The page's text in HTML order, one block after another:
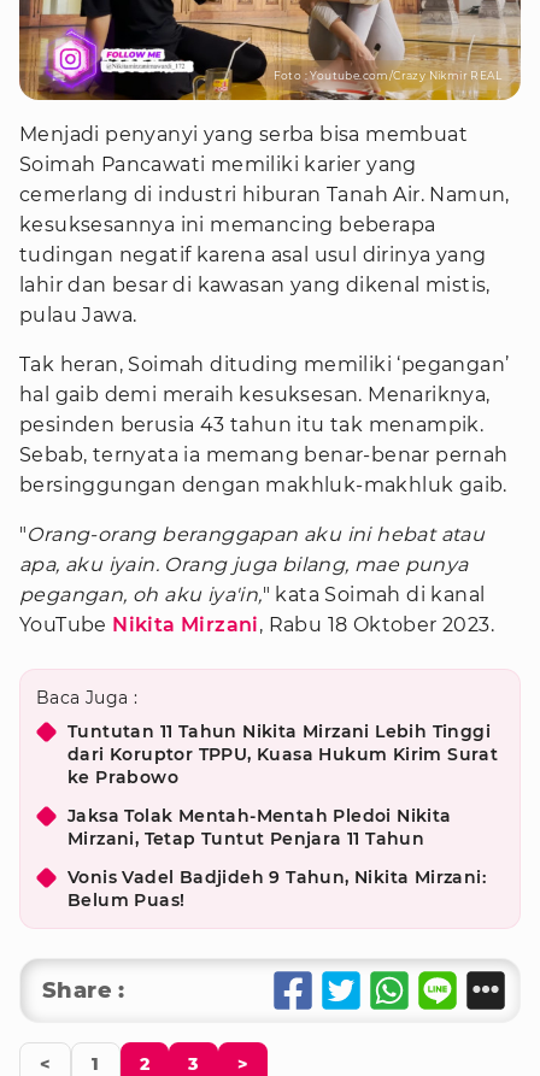
Foto : Youtube.com/Crazy Nikmir REAL
Menjadi penyanyi yang serba bisa membuat
Soimah Pancawati memiliki karier yang
cemerlang di industri hiburan Tanah Air. Namun,
kesuksesannya ini memancing beberapa
tudingan negatif karena asal usul dirinya yang
lahir dan besar di kawasan yang dikenal mistis,
pulau Jawa.
Tak heran, Soimah dituding memiliki ‘pegangan’
hal gaib demi meraih kesuksesan. Menariknya,
pesinden berusia 43 tahun itu tak menampik.
Sebab, ternyata ia memang benar-benar pernah
bersinggungan dengan makhluk-makhluk gaib.
"Orang-orang beranggapan aku ini hebat atau
apa, aku iyain. Orang juga bilang, mae punya
pegangan, oh aku iya'in," kata Soimah di kanal
YouTube Nikita Mirzani, Rabu 18 Oktober 2023.
Baca Juga :
Tuntutan 11 Tahun Nikita Mirzani Lebih Tinggi
dari Koruptor TPPU, Kuasa Hukum Kirim Surat
ke Prabowo
Jaksa Tolak Mentah-Mentah Pledoi Nikita
Mirzani, Tetap Tuntut Penjara 11 Tahun
Vonis Vadel Badjideh 9 Tahun, Nikita Mirzani:
Belum Puas!
Share :
< 1 2 3 >